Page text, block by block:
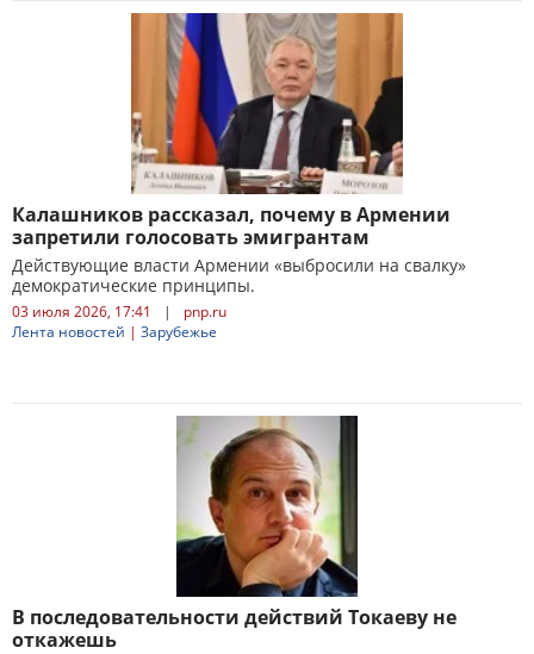
Калашников рассказал, почему в Армении
запретили голосовать эмигрантам
Действующие власти Армении «выбросили на свалку»
демократические принципы.
03 июля 2026, 17:41 |
pnp.ru
Лента новостей | Зарубежье
В последовательности действий Токаеву не
откажешь